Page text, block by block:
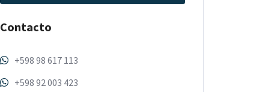
Contacto
+598 98 617 113
+598 92 003 423